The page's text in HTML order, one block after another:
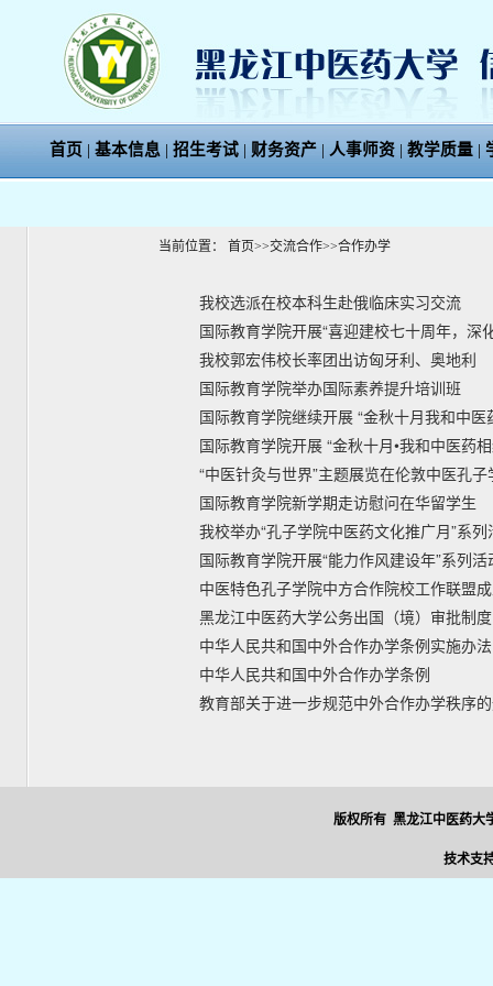
首页 | 基本信息 | 招生考试 | 财务资产 | 人事师资 | 教学质量 |
当前位置： 首页>>交流合作>>合作办学
我校选派在校本科生赴俄临床实习交流
国际教育学院开展“喜迎建校七十周年，深
我校郭宏伟校长率团出访匈牙利、奥地利
国际教育学院举办国际素养提升培训班
国际教育学院继续开展 “金秋十月我和中医
国际教育学院开展 “金秋十月•我和中医药
“中医针灸与世界”主题展览在伦敦中医孔
国际教育学院新学期走访慰问在华留学生
我校举办“孔子学院中医药文化推广月”系列
国际教育学院开展“能力作风建设年”系列活
中医特色孔子学院中方合作院校工作联盟
黑龙江中医药大学公务出国（境）审批制度
中华人民共和国中外合作办学条例实施办法
中华人民共和国中外合作办学条例
教育部关于进一步规范中外合作办学秩序
版权所有 黑龙江中医药大
技术支